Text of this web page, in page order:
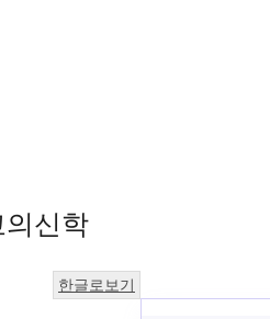
의신학
한글로보기